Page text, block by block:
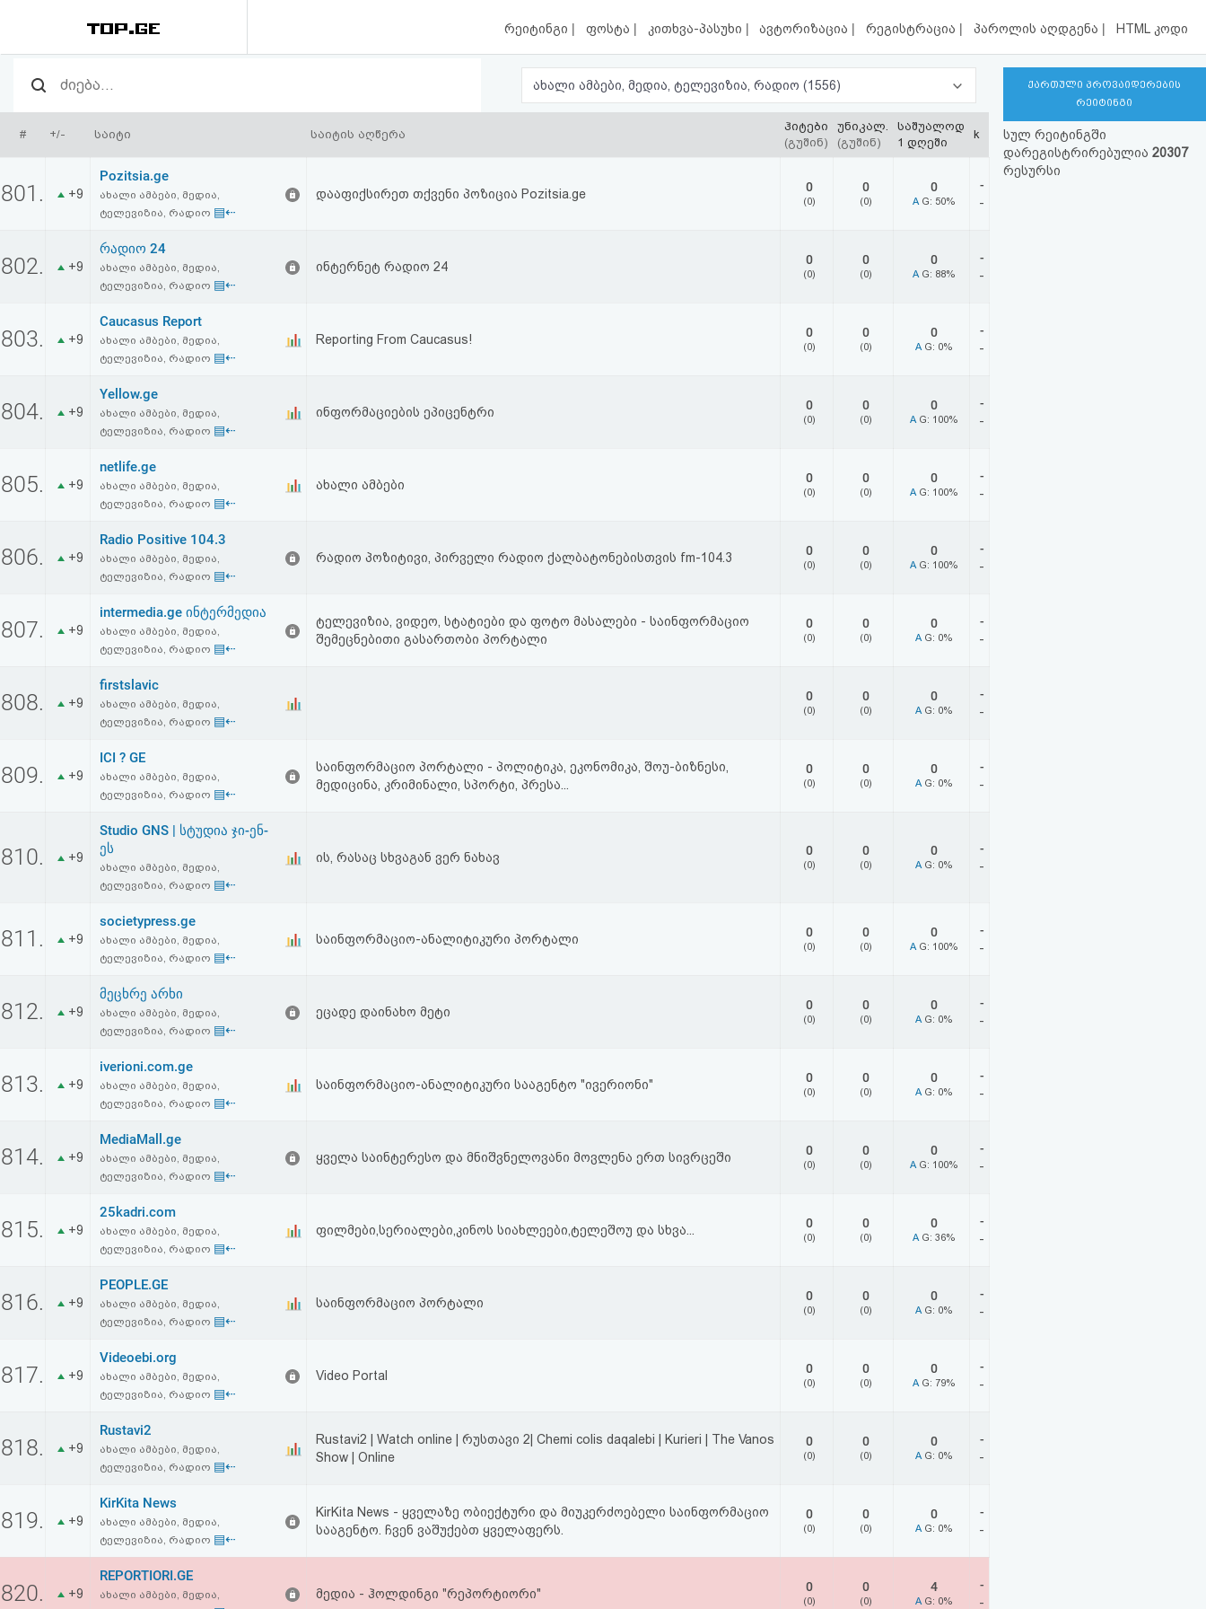
რეიტინგი | ფოსტა | კითხვა-პასუხი | ავტორიზაცია | რეგისტრაცია | პაროლის აღდგენა | HTML კოდი
რეიტინგი
(მთავარი)
ფოსტა
კითხვა-
ავტორიზაცია
რეგისტრაცია
აღდგენა
კოდი
სალიცენზიო
შეთანხმება
პასუხისმგებლობის
ახალი ამბები, მედია, ტელევიზია, რადიო (1556)
# +/- საიტი საიტის აღწერა
ჰიტები
(გუშინ)
უნიკალ.
(გუშინ)
საშუალოდ
1 დღეში
k
801. +9
Pozitsia.ge
ახალი ამბები, მედია,
ტელევიზია, რადიო ▤⇠
დააფიქსირეთ თქვენი პოზიცია Pozitsia.ge 0
(0)
0
(0)
0
A G: 50%
-
-
802. +9
რადიო 24
ახალი ამბები, მედია,
ტელევიზია, რადიო ▤⇠
ინტერნეტ რადიო 24 0
(0)
0
(0)
0
A G: 88%
-
-
803. +9
Caucasus Report
ახალი ამბები, მედია,
ტელევიზია, რადიო ▤⇠
Reporting From Caucasus! 0
(0)
0
(0)
0
A G: 0%
-
-
804. +9
Yellow.ge
ახალი ამბები, მედია,
ტელევიზია, რადიო ▤⇠
ინფორმაციების ეპიცენტრი 0
(0)
0
(0)
0
A G: 100%
-
-
805. +9
netlife.ge
ახალი ამბები, მედია,
ტელევიზია, რადიო ▤⇠
ახალი ამბები 0
(0)
0
(0)
0
A G: 100%
-
-
806. +9
Radio Positive 104.3
ახალი ამბები, მედია,
ტელევიზია, რადიო ▤⇠
რადიო პოზიტივი, პირველი რადიო ქალბატონებისთვის fm-104.3 0
(0)
0
(0)
0
A G: 100%
-
-
807. +9
intermedia.ge ინტერმედია
ახალი ამბები, მედია,
ტელევიზია, რადიო ▤⇠
ტელევიზია, ვიდეო, სტატიები და ფოტო მასალები - საინფორმაციო
შემეცნებითი გასართობი პორტალი
0
(0)
0
(0)
0
A G: 0%
-
-
808. +9
firstslavic
ახალი ამბები, მედია,
ტელევიზია, რადიო ▤⇠
0
(0)
0
(0)
0
A G: 0%
-
-
809. +9
ICI ? GE
ახალი ამბები, მედია,
ტელევიზია, რადიო ▤⇠
საინფორმაციო პორტალი - პოლიტიკა, ეკონომიკა, შოუ-ბიზნესი,
მედიცინა, კრიმინალი, სპორტი, პრესა...
0
(0)
0
(0)
0
A G: 0%
-
-
810. +9
Studio GNS | სტუდია ჯი-ენ-
ეს
ახალი ამბები, მედია,
ტელევიზია, რადიო ▤⇠
ის, რასაც სხვაგან ვერ ნახავ 0
(0)
0
(0)
0
A G: 0%
-
-
811. +9
societypress.ge
ახალი ამბები, მედია,
ტელევიზია, რადიო ▤⇠
საინფორმაციო-ანალიტიკური პორტალი 0
(0)
0
(0)
0
A G: 100%
-
-
812. +9
მეცხრე არხი
ახალი ამბები, მედია,
ტელევიზია, რადიო ▤⇠
ეცადე დაინახო მეტი 0
(0)
0
(0)
0
A G: 0%
-
-
813. +9
iverioni.com.ge
ახალი ამბები, მედია,
ტელევიზია, რადიო ▤⇠
საინფორმაციო-ანალიტიკური სააგენტო "ივერიონი" 0
(0)
0
(0)
0
A G: 0%
-
-
814. +9
MediaMall.ge
ახალი ამბები, მედია,
ტელევიზია, რადიო ▤⇠
ყველა საინტერესო და მნიშვნელოვანი მოვლენა ერთ სივრცეში 0
(0)
0
(0)
0
A G: 100%
-
-
815. +9
25kadri.com
ახალი ამბები, მედია,
ტელევიზია, რადიო ▤⇠
ფილმები,სერიალები,კინოს სიახლეები,ტელეშოუ და სხვა... 0
(0)
0
(0)
0
A G: 36%
-
-
816. +9
PEOPLE.GE
ახალი ამბები, მედია,
ტელევიზია, რადიო ▤⇠
საინფორმაციო პორტალი 0
(0)
0
(0)
0
A G: 0%
-
-
817. +9
Videoebi.org
ახალი ამბები, მედია,
ტელევიზია, რადიო ▤⇠
Video Portal 0
(0)
0
(0)
0
A G: 79%
-
-
818. +9
Rustavi2
ახალი ამბები, მედია,
ტელევიზია, რადიო ▤⇠
Rustavi2 | Watch online | რუსთავი 2| Chemi colis daqalebi | Kurieri | The Vanos
Show | Online
0
(0)
0
(0)
0
A G: 0%
-
-
819. +9
KirKita News
ახალი ამბები, მედია,
ტელევიზია, რადიო ▤⇠
KirKita News - ყველაზე ობიექტური და მიუკერძოებელი საინფორმაციო
სააგენტო. ჩვენ ვაშუქებთ ყველაფერს.
0
(0)
0
(0)
0
A G: 0%
-
-
820. +9
REPORTIORI.GE
ახალი ამბები, მედია,
მედია - ჰოლდინგი "რეპორტიორი" 0
(0)
0
(0)
4
A G: 0%
-
-
ქართული პროვაიდერების
რეიტინგი
სულ რეიტინგში
დარეგისტრირებულია 20307
რესურსი